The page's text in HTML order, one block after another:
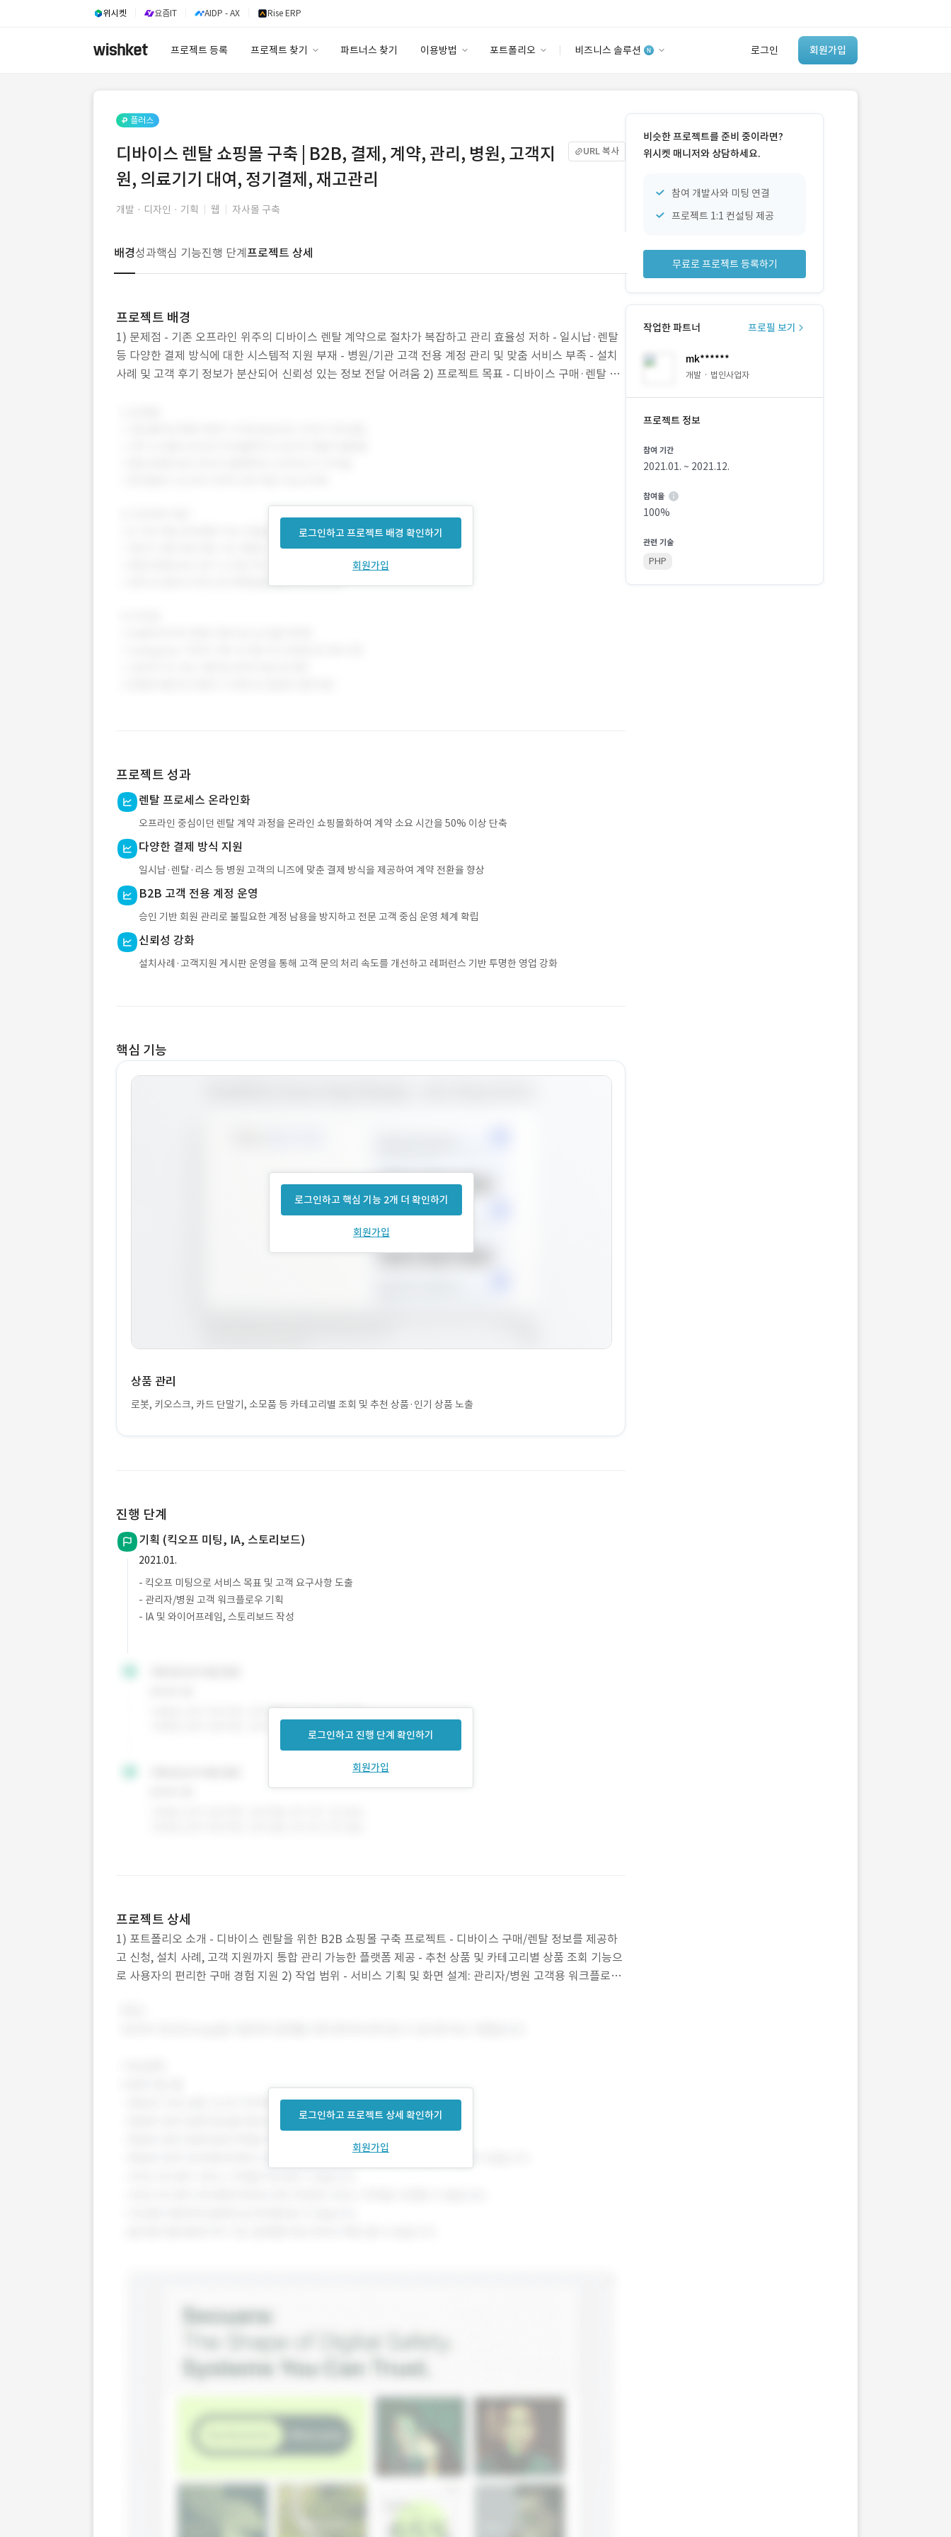
위시켓 요즘IT AIDP - AX Rise ERP
프로젝트 등록 프로젝트 찾기 파트너스 찾기 이용방법 포트폴리오 비즈니스 솔루션 로그인 회원가입
고객센터
안심 코드 케어
스토어
‘이런 거’ 만들어본
개발 회사 있어?
플러스
디바이스 렌탈 쇼핑몰 구축 | B2B, 결제, 계약, 관리, 병원, 고객지
원, 의료기기 대여, 정기결제, 재고관리
URL 복사
개발 · 디자인 · 기획 웹 자사몰 구축
배경성과핵심 기능진행 단계 프로젝트 상세
프로젝트 배경
1) 문제점 - 기존 오프라인 위주의 디바이스 렌탈 계약으로 절차가 복잡하고 관리 효율성 저하 - 일시납·렌탈
등 다양한 결제 방식에 대한 시스템적 지원 부재 - 병원/기관 고객 전용 계정 관리 및 맞춤 서비스 부족 - 설치
사례 및 고객 후기 정보가 분산되어 신뢰성 있는 정보 전달 어려움 2) 프로젝트 목표 - 디바이스 구매·렌탈 과
로그인하고 프로젝트 배경 확인하기
회원가입
프로젝트 성과
렌탈 프로세스 온라인화
오프라인 중심이던 렌탈 계약 과정을 온라인 쇼핑몰화하여 계약 소요 시간을 50% 이상 단축
다양한 결제 방식 지원
일시납·렌탈·리스 등 병원 고객의 니즈에 맞춘 결제 방식을 제공하여 계약 전환율 향상
B2B 고객 전용 계정 운영
승인 기반 회원 관리로 불필요한 계정 남용을 방지하고 전문 고객 중심 운영 체계 확립
신뢰성 강화
설치사례·고객지원 게시판 운영을 통해 고객 문의 처리 속도를 개선하고 레퍼런스 기반 투명한 영업 강화
핵심 기능
로그인하고 핵심 기능 2개 더 확인하기
회원가입
상품 관리
로봇, 키오스크, 카드 단말기, 소모품 등 카테고리별 조회 및 추천 상품·인기 상품 노출
진행 단계
기획 (킥오프 미팅, IA, 스토리보드)
2021.01.
- 킥오프 미팅으로 서비스 목표 및 고객 요구사항 도출
- 관리자/병원 고객 워크플로우 기획
- IA 및 와이어프레임, 스토리보드 작성
로그인하고 진행 단계 확인하기
회원가입
프로젝트 상세
1) 포트폴리오 소개 - 디바이스 렌탈을 위한 B2B 쇼핑몰 구축 프로젝트 - 디바이스 구매/렌탈 정보를 제공하
고 신청, 설치 사례, 고객 지원까지 통합 관리 가능한 플랫폼 제공 - 추천 상품 및 카테고리별 상품 조회 기능으
로 사용자의 편리한 구매 경험 지원 2) 작업 범위 - 서비스 기획 및 화면 설계: 관리자/병원 고객용 워크플로우
로그인하고 프로젝트 상세 확인하기
회원가입
비슷한 프로젝트를 준비 중이라면?
위시켓 매니저와 상담하세요.
참여 개발사와 미팅 연결
프로젝트 1:1 컨설팅 제공
무료로 프로젝트 등록하기
작업한 파트너 프로필 보기
mk******
개발 · 법인사업자
프로젝트 정보
참여 기간
2021.01. ~ 2021.12.
참여율
100%
관련 기술
PHP